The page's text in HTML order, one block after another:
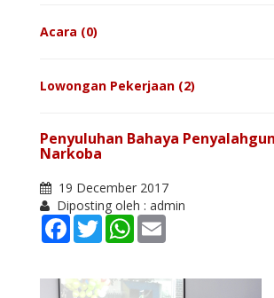
Acara (0)
Lowongan Pekerjaan (2)
Penyuluhan Bahaya
Narkoba
19 December 2017
Diposting oleh : admin
Facebook
TwitterWhatsApp